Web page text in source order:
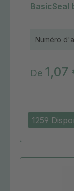
1259
BasicSeal
Numéro
De 1,07